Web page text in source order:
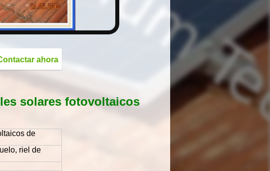
ahora
solares fotovoltaicos
de
riel de